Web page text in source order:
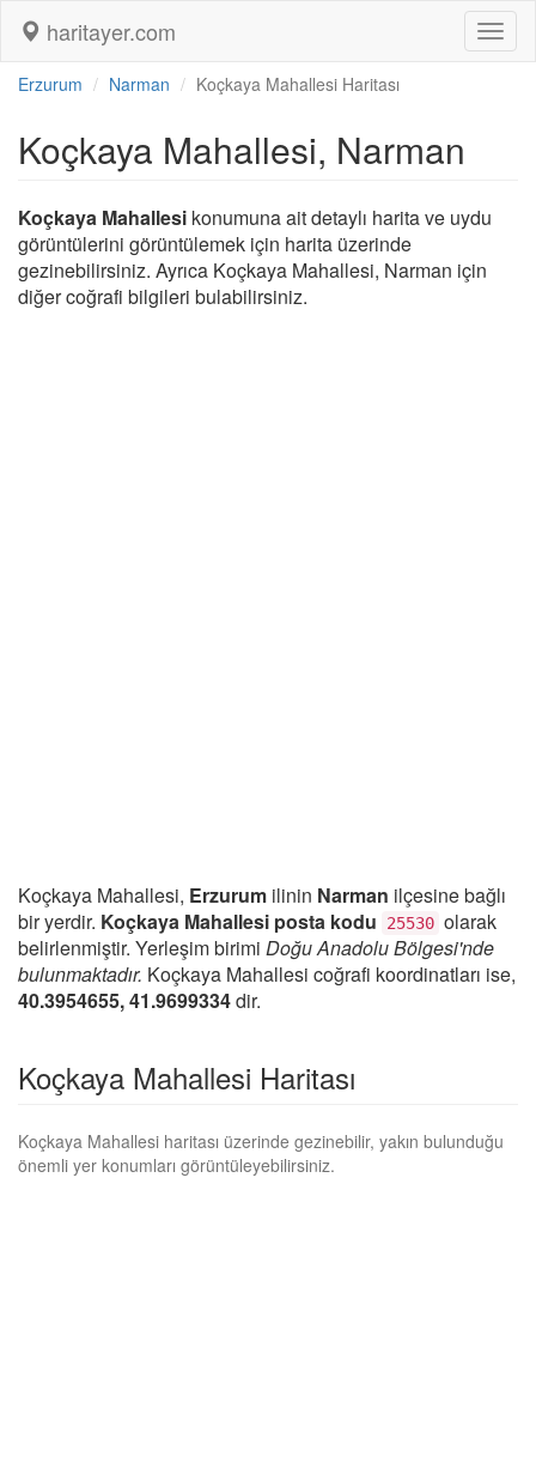
haritayer.com
Erzurum Narman Koçkaya Mahallesi Haritası
Koçkaya Mahallesi, Narman
Koçkaya Mahallesi konumuna ait detaylı harita ve uydu
görüntülerini görüntülemek için harita üzerinde
gezinebilirsiniz. Ayrıca Koçkaya Mahallesi, Narman için
diğer coğrafi bilgileri bulabilirsiniz.
Koçkaya Mahallesi, Erzurum ilinin Narman ilçesine bağlı
bir yerdir. Koçkaya Mahallesi posta kodu 25530 olarak
belirlenmiştir. Yerleşim birimi Doğu Anadolu Bölgesi'nde
bulunmaktadır. Koçkaya Mahallesi coğrafi koordinatları ise,
40.3954655, 41.9699334dir.
Koçkaya Mahallesi Haritası
Koçkaya Mahallesi haritası üzerinde gezinebilir, yakın bulunduğu
önemli yer konumları görüntüleyebilirsiniz.